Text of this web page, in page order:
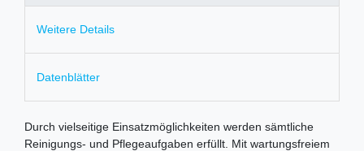
Weitere Details
Datenblätter
Durch vielseitige Einsatzmöglichkeiten werden sämtliche
Reinigungs- und Pflegeaufgaben erfüllt. Mit wartungsfreiem